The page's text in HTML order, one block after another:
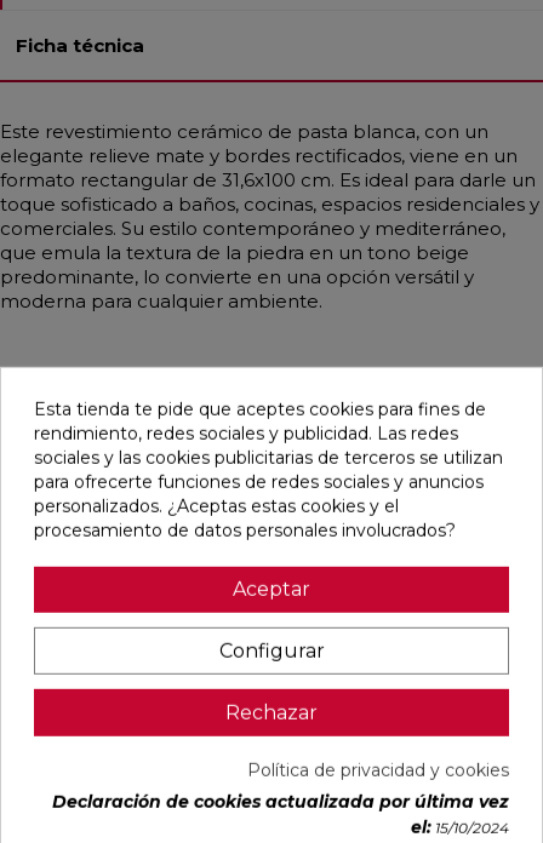
Ficha técnica
Este revestimiento cerámico de pasta blanca, con un
elegante relieve mate y bordes rectificados, viene en un
formato rectangular de 31,6x100 cm. Es ideal para darle un
toque sofisticado a baños, cocinas, espacios residenciales y
comerciales. Su estilo contemporáneo y mediterráneo,
que emula la textura de la piedra en un tono beige
predominante, lo convierte en una opción versátil y
moderna para cualquier ambiente.
Pensamos que te puede interesar
BODO
SLIPSTOP
RECTIFICADO
Ref:
Alaplana
favorite
WHITE MATE
31,6X100
RECTIFICADO
Ref:
Colorker
incl.)
favorite
KAWAII GREY
MATE
31,6X100
Ref:
Colorker
PVP
/m²
(IVA
incl.)
favorite
WALL WHITE
NATURAL
Ref:
TAU
/m²
(IVA
incl.)
Esta tienda te pide que aceptes cookies para fines de
rendimiento, redes sociales y publicidad. Las redes
sociales y las cookies publicitarias de terceros se utilizan
para ofrecerte funciones de redes sociales y anuncios
personalizados. ¿Aceptas estas cookies y el
procesamiento de datos personales involucrados?
Aceptar
Configurar
Rechazar
Política de privacidad y cookies
Declaración de cookies actualizada por última vez
el: 15/10/2024